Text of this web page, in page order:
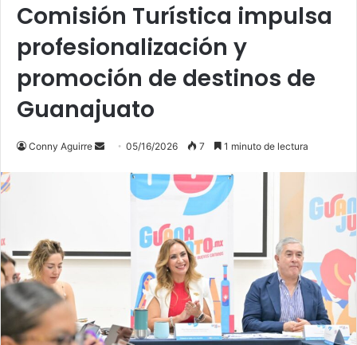
Comisión Turística impulsa
profesionalización y
promoción de destinos de
Guanajuato
Conny Aguirre
Send05/16/2026 7 1 minuto de lectura